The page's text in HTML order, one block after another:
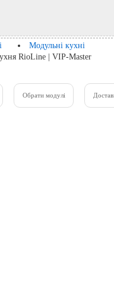
Модульні кухні
RioLine | VIP-Master
Обрати модулі